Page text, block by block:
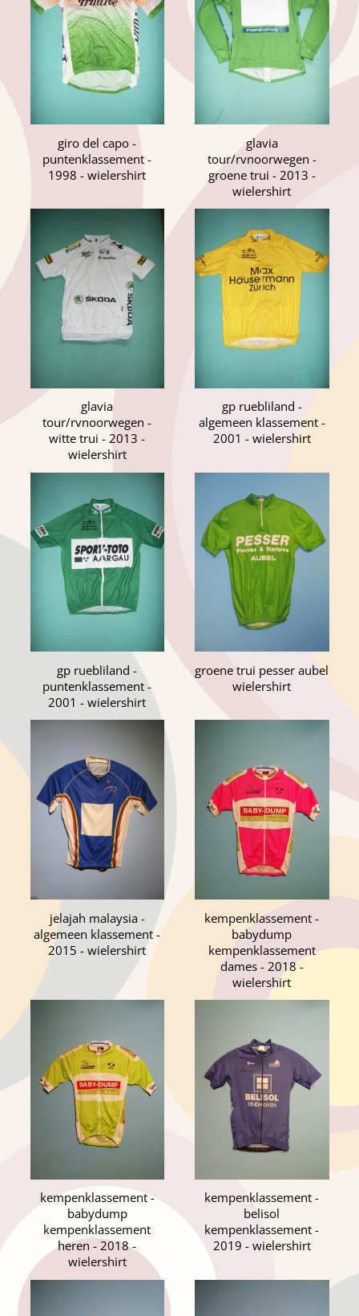
giro del capo -
puntenklassement -
1998 - wielershirt
glavia
tour/rvnoorwegen -
groene trui - 2013 -
wielershirt
glavia
tour/rvnoorwegen -
witte trui - 2013 -
wielershirt
gp ruebliland -
algemeen klassement -
2001 - wielershirt
gp ruebliland -
puntenklassement -
2001 - wielershirt
groene trui pesser aubel
wielershirt
jelajah malaysia -
algemeen klassement -
2015 - wielershirt
kempenklassement -
babydump
kempenklassement
dames - 2018 -
wielershirt
kempenklassement -
babydump
kempenklassement
heren - 2018 -
wielershirt
kempenklassement -
belisol
kempenklassement -
2019 - wielershirt